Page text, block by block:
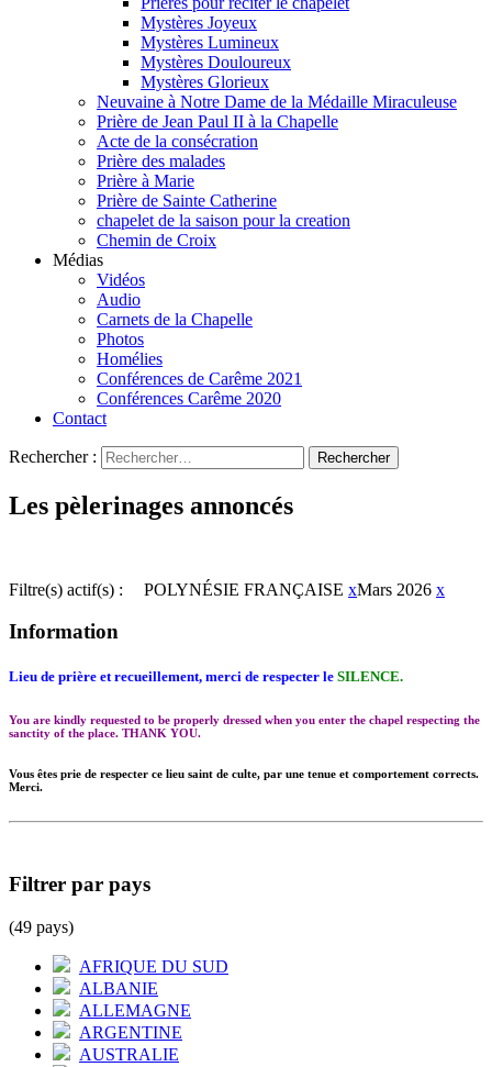
Mystères Joyeux
Mystères Lumineux
Mystères Douloureux
Mystères Glorieux
Neuvaine à Notre Dame de la Médaille Miraculeuse
Prière de Jean Paul II à la Chapelle
Acte de la consécration
Prière des malades
Prière à Marie
Prière de Sainte Catherine
chapelet de la saison pour la creation
Chemin de Croix
Médias
Vidéos
Audio
Carnets de la Chapelle
Photos
Homélies
Conférences de Carême 2021
Conférences Carême 2020
Contact
Rechercher :
Les pèlerinages annoncés
Filtre(s) actif(s) : POLYNÉSIE FRANÇAISE xMars 2026 x
Information
Lieu de prière et recueillement, merci de respecter le SILENCE.
You are kindly requested to be properly dressed when you enter the chapel respecting the
sanctity of the place. THANK YOU.
Vous êtes prie de respecter ce lieu saint de culte, par une tenue et comportement corrects.
Merci.
Filtrer par pays
(49 pays)
AFRIQUE DU SUD
ALBANIE
ALLEMAGNE
ARGENTINE
AUSTRALIE